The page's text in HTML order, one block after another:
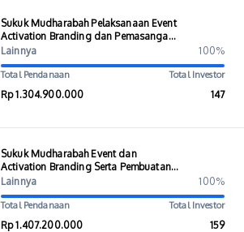
Sukuk Mudharabah Pelaksanaan Event
Activation Branding dan Pemasangan
Water Barrier
Lainnya 100%
Total Pendanaan
Rp 1.304.900.000
Total Investor
147
Sukuk Mudharabah Event dan
Activation Branding Serta Pembuatan
dan Pemasangan Water Barrier
Lainnya 100%
Total Pendanaan
Rp 1.407.200.000
Total Investor
159